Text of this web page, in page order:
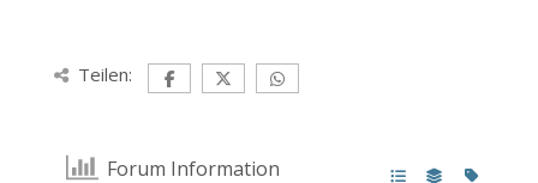
Teilen:
Forum Information